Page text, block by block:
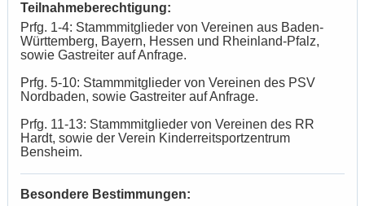
Teilnahmeberechtigung:
Prfg. 1-4: Stammmitglieder von Vereinen aus Baden-
Württemberg, Bayern, Hessen und Rheinland-Pfalz,
sowie Gastreiter auf Anfrage.
Prfg. 5-10: Stammmitglieder von Vereinen des PSV
Nordbaden, sowie Gastreiter auf Anfrage.
Prfg. 11-13: Stammmitglieder von Vereinen des RR
Hardt, sowie der Verein Kinderreitsportzentrum
Bensheim.
Besondere Bestimmungen: